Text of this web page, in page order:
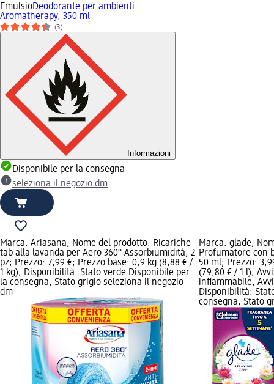
EmulsioDeodorante per ambienti
Aromatherapy, 350 ml
(3)
Informazioni
Disponibile per la consegna
seleziona il negozio dm
Marca: Ariasana; Nome del prodotto: Ricariche
tab alla lavanda per Aero 360° Assorbiumidità, 2
pz; Prezzo: 7,99 €; Prezzo base: 0,9 kg (8,88 € /
1 kg); Disponibilità: Stato verde Disponibile per
la consegna, Stato grigio seleziona il negozio
dm
Marca: glade;
Profumatore con
50 ml; Prezzo:
(79,80 € / 1 l);
infiammabile,
Disponibilità:
consegna, Stato